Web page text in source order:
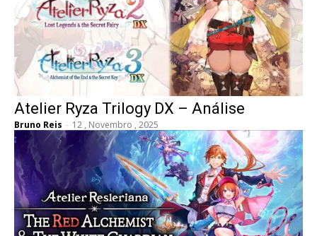
Atelier Ryza Trilogy DX – Análise
Bruno Reis - 12 , Novembro , 2025